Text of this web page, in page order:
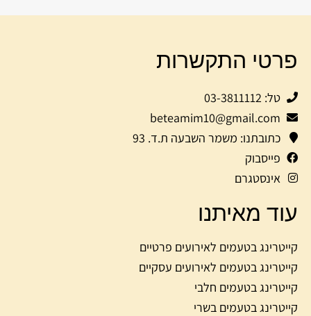
פרטי התקשרות
טל: 03-3811112
beteamim10@gmail.com
כתובתנו: משמר השבעה ת.ד. 93
פייסבוק
אינסטגרם
עוד מאיתנו
קייטרינג בטעמים לאירועים פרטיים
קייטרינג בטעמים לאירועים עסקיים
קייטרינג בטעמים חלבי
קייטרינג בטעמים בשרי